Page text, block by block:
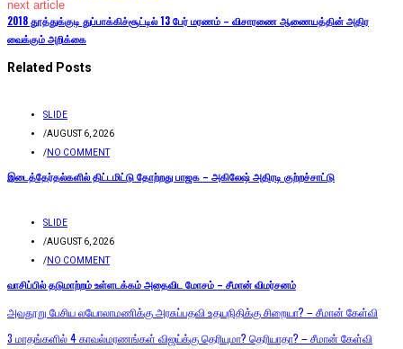
next article
2018 தூத்துக்குடி துப்பாக்கிச்சூட்டில் 13 பேர் மரணம் – விசாரணை ஆணையத்தின் அதிர
வைக்கும் அறிக்கை
Related Posts
SLIDE
/AUGUST 6, 2026
/NO COMMENT
இடைத்தேர்தல்களில் திட்டமிட்டு தோற்றது பாஜக – அகிலேஷ் அதிரடி குற்றச்சாட்டு
SLIDE
/AUGUST 6, 2026
/NO COMMENT
வாசிப்பில் தடுமாற்றம் உள்ளடக்கம் அதைவிட மோசம் – சீமான் விமர்சனம்
அவதூறு பேசிய லயோலாமணிக்கு அரசுப்பதவி உதயநிதிக்கு சிறையா? – சீமான் கேள்வி
3 மாதங்களில் 4 காவல்மரணங்கள் விஜய்க்கு தெரியுமா? தெரியாதா? – சீமான் கேள்வி